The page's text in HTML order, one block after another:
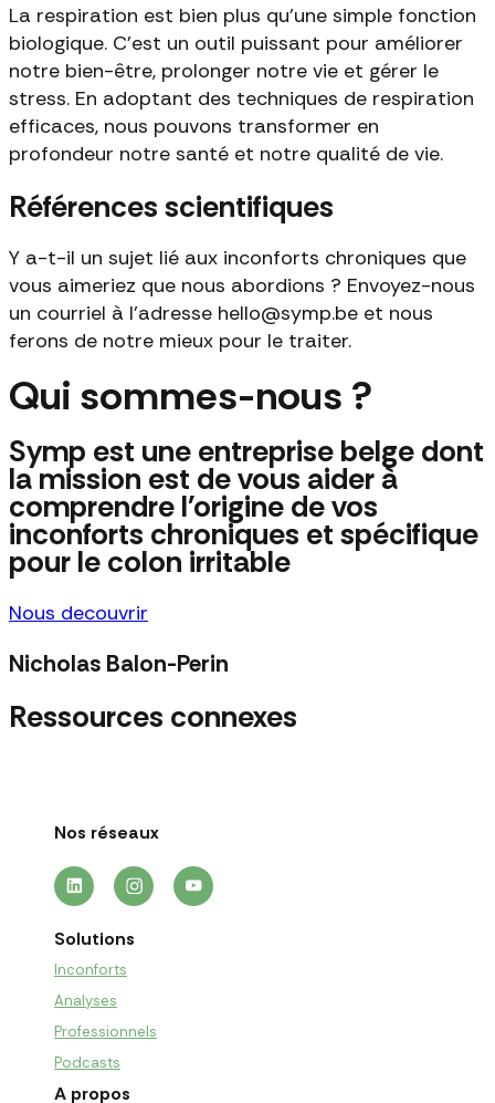
La respiration est bien plus qu'une simple fonction
biologique. C'est un outil puissant pour améliorer
notre bien-être, prolonger notre vie et gérer le
stress. En adoptant des techniques de respiration
efficaces, nous pouvons transformer en
profondeur notre santé et notre qualité de vie.
Références scientifiques
Y a-t-il un sujet lié aux inconforts chroniques que
vous aimeriez que nous abordions ? Envoyez-nous
un courriel à l'adresse hello@symp.be et nous
ferons de notre mieux pour le traiter.
Qui sommes-nous ?
Symp est une entreprise belge dont
la mission est de vous aider à
comprendre l'origine de vos
inconforts chroniques et spécifique
pour le colon irritable
Nous decouvrir
Nicholas Balon-Perin
Ressources connexes
Nos réseaux
Solutions
Inconforts
Analyses
Professionnels
Podcasts
A propos